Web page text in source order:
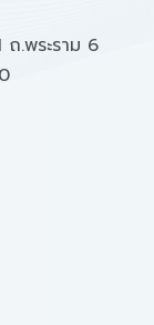
ถ.พระราม 6